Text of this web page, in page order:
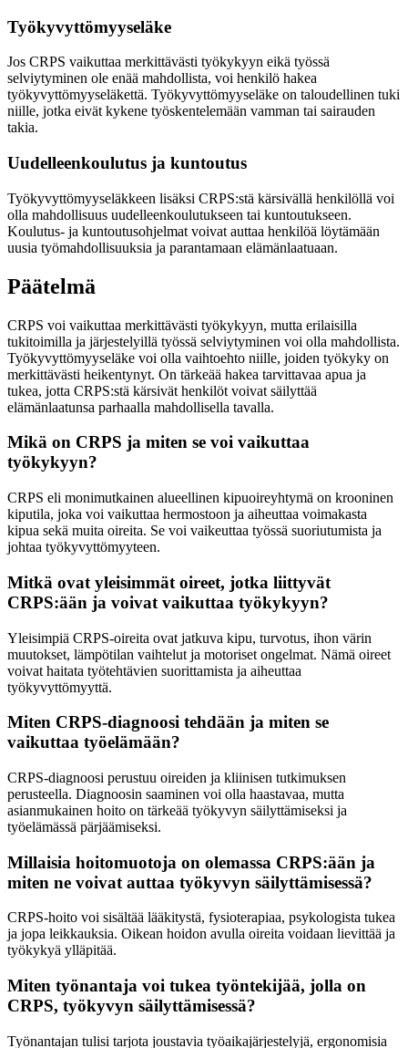
Työkyvyttömyyseläke
Jos CRPS vaikuttaa merkittävästi työkykyyn eikä työssä
selviytyminen ole enää mahdollista, voi henkilö hakea
työkyvyttömyyseläkettä. Työkyvyttömyyseläke on taloudellinen tuki
niille, jotka eivät kykene työskentelemään vamman tai sairauden
takia.
Uudelleenkoulutus ja kuntoutus
Työkyvyttömyyseläkkeen lisäksi CRPS:stä kärsivällä henkilöllä voi
olla mahdollisuus uudelleenkoulutukseen tai kuntoutukseen.
Koulutus- ja kuntoutusohjelmat voivat auttaa henkilöä löytämään
uusia työmahdollisuuksia ja parantamaan elämänlaatuaan.
Päätelmä
CRPS voi vaikuttaa merkittävästi työkykyyn, mutta erilaisilla
tukitoimilla ja järjestelyillä työssä selviytyminen voi olla mahdollista.
Työkyvyttömyyseläke voi olla vaihtoehto niille, joiden työkyky on
merkittävästi heikentynyt. On tärkeää hakea tarvittavaa apua ja
tukea, jotta CRPS:stä kärsivät henkilöt voivat säilyttää
elämänlaatunsa parhaalla mahdollisella tavalla.
Mikä on CRPS ja miten se voi vaikuttaa
työkykyyn?
CRPS eli monimutkainen alueellinen kipuoireyhtymä on krooninen
kiputila, joka voi vaikuttaa hermostoon ja aiheuttaa voimakasta
kipua sekä muita oireita. Se voi vaikeuttaa työssä suoriutumista ja
johtaa työkyvyttömyyteen.
Mitkä ovat yleisimmät oireet, jotka liittyvät
CRPS:ään ja voivat vaikuttaa työkykyyn?
Yleisimpiä CRPS-oireita ovat jatkuva kipu, turvotus, ihon värin
muutokset, lämpötilan vaihtelut ja motoriset ongelmat. Nämä oireet
voivat haitata työtehtävien suorittamista ja aiheuttaa
työkyvyttömyyttä.
Miten CRPS-diagnoosi tehdään ja miten se
vaikuttaa työelämään?
CRPS-diagnoosi perustuu oireiden ja kliinisen tutkimuksen
perusteella. Diagnoosin saaminen voi olla haastavaa, mutta
asianmukainen hoito on tärkeää työkyvyn säilyttämiseksi ja
työelämässä pärjäämiseksi.
Millaisia hoitomuotoja on olemassa CRPS:ään ja
miten ne voivat auttaa työkyvyn säilyttämisessä?
CRPS-hoito voi sisältää lääkitystä, fysioterapiaa, psykologista tukea
ja jopa leikkauksia. Oikean hoidon avulla oireita voidaan lievittää ja
työkykyä ylläpitää.
Miten työnantaja voi tukea työntekijää, jolla on
CRPS, työkyvyn säilyttämisessä?
Työnantajan tulisi tarjota joustavia työaikajärjestelyjä, ergonomisia